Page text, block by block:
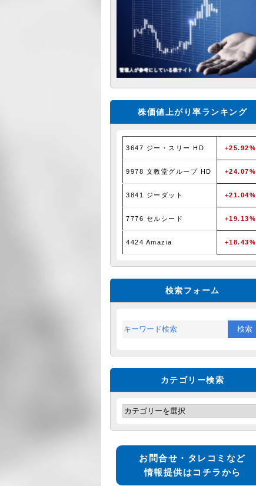
株価値上がり率ランキング
3647 ジー・スリー HD +25.92%
9978 文教堂グループ HD +24.07%
3841 ジーダット +21.04%
7776 セルシード +19.13%
4424 Amazia +18.43%
検索フォーム
カテゴリー検索
お問合せ・タレコミなど
情報提供はコチラから